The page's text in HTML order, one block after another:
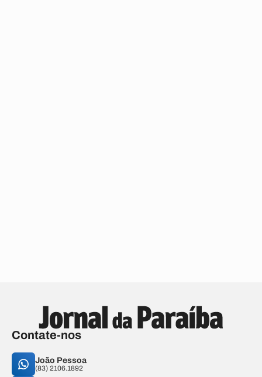
Contate-nos
João Pessoa
(83) 2106.1892